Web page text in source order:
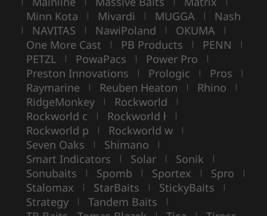
Minn Kota | Mivardi | MUGGA | Nash
| NAVITAS | NawiPoland | OKUMA |
One More Cast | PB Products | PENN |
PETZL | PowaPacs | Power Pro |
Preston Innovations | Prologic | Pros |
Raymarine | Reuben Heaton | Rhino |
RidgeMonkey | Rockworld |
Rockworld c | Rockworld ł |
Rockworld p | Rockworld w |
Seven Oaks | Shimano |
Smart Indicators | Solar | Sonik |
Sonubaits | Spomb | Sportex | Spro |
Stalomax | StarBaits | StickyBaits |
Strategy | Tandem Baits |